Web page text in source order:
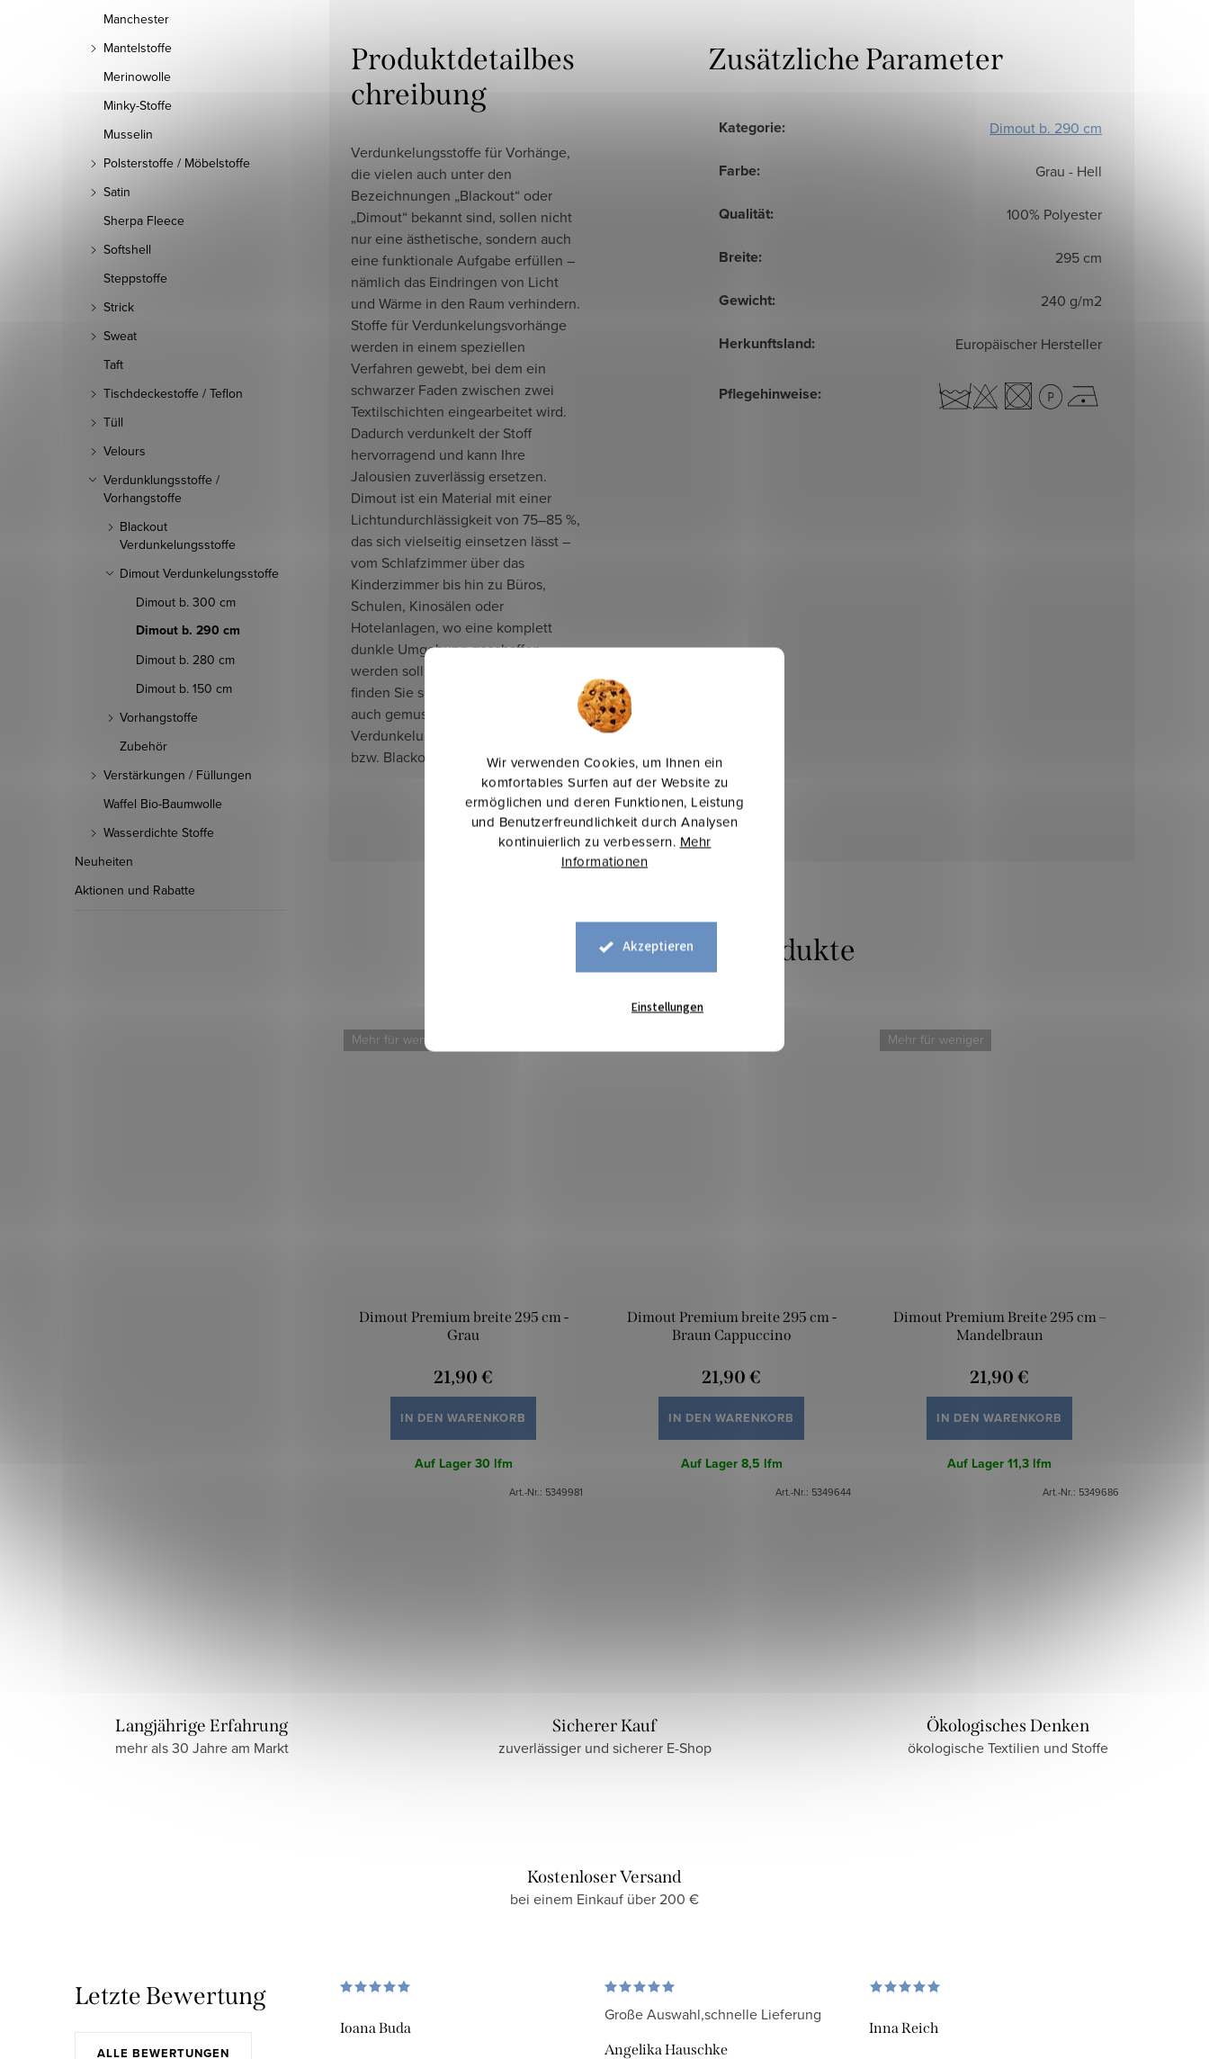
Wir verwenden Cookies, um Ihnen ein
komfortables Surfen auf der Website zu
ermöglichen und deren Funktionen, Leistung
und Benutzerfreundlichkeit durch Analysen
kontinuierlich zu verbessern. Mehr
Informationen
Akzeptieren
Einstellungen
Manchester
Mantelstoffe
Merinowolle
Minky-Stoffe
Musselin
Polsterstoffe / Möbelstoffe
Satin
Sherpa Fleece
Softshell
Steppstoffe
Strick
Sweat
Taft
Tischdeckestoffe / Teflon
Tüll
Velours
Verdunklungsstoffe /
Vorhangstoffe
Blackout
Verdunkelungsstoffe
Dimout Verdunkelungsstoffe
Dimout b. 300 cm
Dimout b. 290 cm
Dimout b. 280 cm
Dimout b. 150 cm
Vorhangstoffe
Zubehör
Verstärkungen / Füllungen
Waffel Bio-Baumwolle
Wasserdichte Stoffe
Neuheiten
Aktionen und Rabatte
Produktdetailbes
chreibung
Verdunkelungsstoffe für Vorhänge,
die vielen auch unter den
Bezeichnungen „Blackout“ oder
„Dimout“ bekannt sind, sollen nicht
nur eine ästhetische, sondern auch
eine funktionale Aufgabe erfüllen –
nämlich das Eindringen von Licht
und Wärme in den Raum verhindern.
Stoffe für Verdunkelungsvorhänge
werden in einem speziellen
Verfahren gewebt, bei dem ein
schwarzer Faden zwischen zwei
Textilschichten eingearbeitet wird.
Dadurch verdunkelt der Stoff
hervorragend und kann Ihre
Jalousien zuverlässig ersetzen.
Dimout ist ein Material mit einer
Lichtundurchlässigkeit von 75–85 %,
das sich vielseitig einsetzen lässt –
vom Schlafzimmer über das
Kinderzimmer bis hin zu Büros,
Schulen, Kinosälen oder
Hotelanlagen, wo eine komplett
dunkle Umgebung geschaffen
werden soll. In unserem Sortiment
finden Sie sowohl einfarbige als
auch gemusterte Meterware an
Verdunkelungsstoffen in Dimout-
bzw. Blackout-Qualität.
Zusätzliche Parameter
Kategorie: Dimout b. 290 cm
Farbe: Grau - Hell
Qualität: 100% Polyester
Breite: 295 cm
Gewicht: 240 g/m2
Herkunftsland: Europäischer Hersteller
Pflegehinweise:
Mehr für weniger
Dimout Premium breite 295 cm -
Grau
21,90 €
IN DEN WARENKORB
Auf Lager30 lfm
Art.-Nr.: 5349981
Dimout Premium breite 295 cm -
Braun Cappuccino
21,90 €
IN DEN WARENKORB
Auf Lager8,5 lfm
Art.-Nr.: 5349644
Mehr für weniger
Dimout Premium Breite 295 cm –
Mandelbraun
21,90 €
IN DEN WARENKORB
Auf Lager11,3 lfm
Art.-Nr.: 5349686
Langjährige Erfahrung
mehr als 30 Jahre am Markt
Sicherer Kauf
zuverlässiger und sicherer E-Shop
Ökologisches Denken
ökologische Textilien und Stoffe
Kostenloser Versand
bei einem Einkauf über 200 €
Letzte Bewertung
ALLE BEWERTUNGEN
Ioana Buda
Große Auswahl,schnelle Lieferung
Angelika Hauschke
Inna Reich